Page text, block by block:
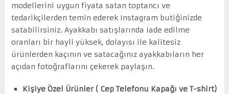
modellerini uygun fiyata satan toptancı ve
tedarikçilerden temin ederek Instagram butiğinizde
satabilirsiniz. Ayakkabı satışlarında iade edilme
oranları bir hayli yüksek, dolayısı ile kalitesiz
ürünlerden kaçının ve satacağınız ayakkabıların her
açıdan fotoğraflarını çekerek paylaşın.
Kişiye Özel Ürünler ( Cep Telefonu Kapağı ve T-shirt)